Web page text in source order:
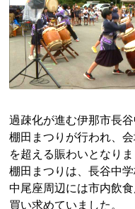
過疎化が進む伊那市長
棚田まつりが行われ、
を超える賑わいとなりま
棚田まつりは、長谷中
中尾座周辺には市内飲
買い求めていました。